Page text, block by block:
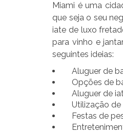
Miami é uma
que seja o seu
iate de luxo
para vinho e
seguintes ideias:
Aluguer de
Opções de
Aluguer de
Utilização de
Festas de